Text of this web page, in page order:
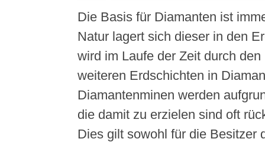
Die Basis für Diamanten ist
Natur lagert sich dieser in den
wird im Laufe der Zeit durch
weiteren Erdschichten in
Diamantenminen werden
die damit zu erzielen sind oft
Dies gilt sowohl für die Besitzer